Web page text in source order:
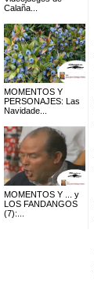
Calaña...
MOMENTOS Y
PERSONAJES: Las
Navidade...
MOMENTOS Y ... y
LOS FANDANGOS
(7):...